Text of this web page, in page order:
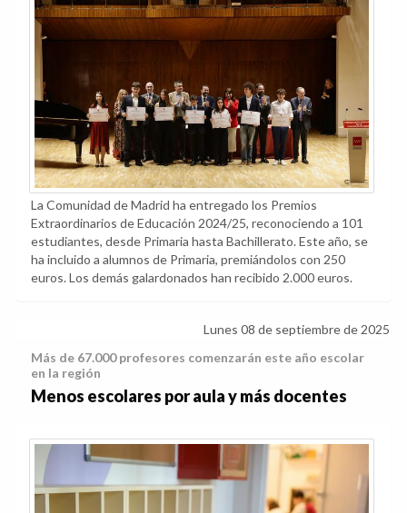
La Comunidad de Madrid ha entregado los Premios
Extraordinarios de Educación 2024/25, reconociendo a 101
estudiantes, desde Primaria hasta Bachillerato. Este año, se
ha incluido a alumnos de Primaria, premiándolos con 250
euros. Los demás galardonados han recibido 2.000 euros.
Lunes 08 de septiembre de 2025
Más de 67.000 profesores comenzarán este año escolar
en la región
Menos escolares por aula y más docentes